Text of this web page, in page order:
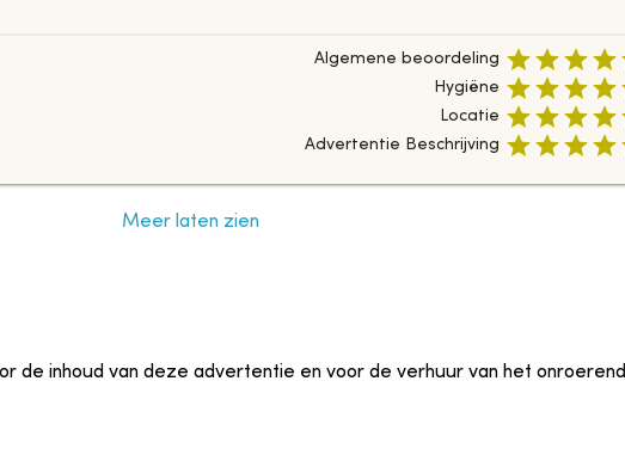
Algemene beoordeling
Hygiëne
Locatie
Advertentie Beschrijving
Meer laten zien
de inhoud van deze advertentie en voor de verhuur van het onroerend